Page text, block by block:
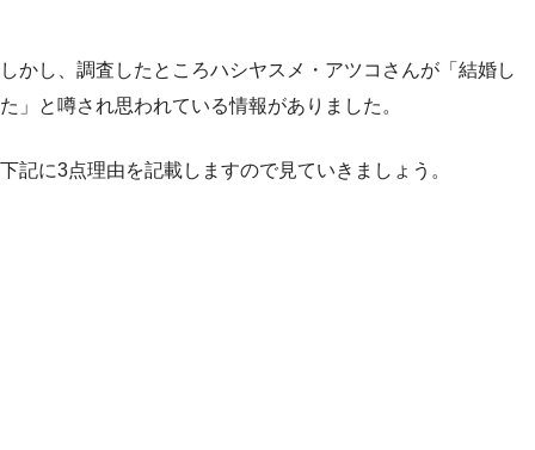
しかし、調査したところハシヤスメ・アツコさんが「結婚し
た」と噂され思われている情報がありました。
下記に3点理由を記載しますので見ていきましょう。